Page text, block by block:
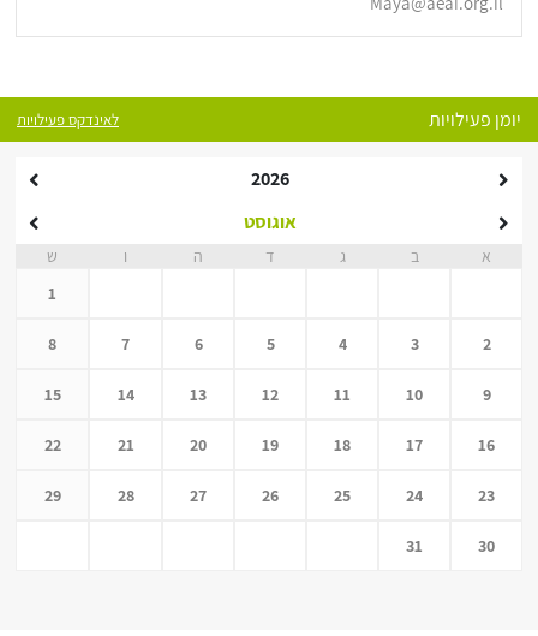
יומן פעילויות לאינדקס פעילויות
2026
אוגוסט
א ב ג ד ה ו
ש
1
2
3
4
5
6
7
8
9
10
11
12
13
14
15
16
17
18
19
20
21
22
23
24
25
26
27
28
29
30
31